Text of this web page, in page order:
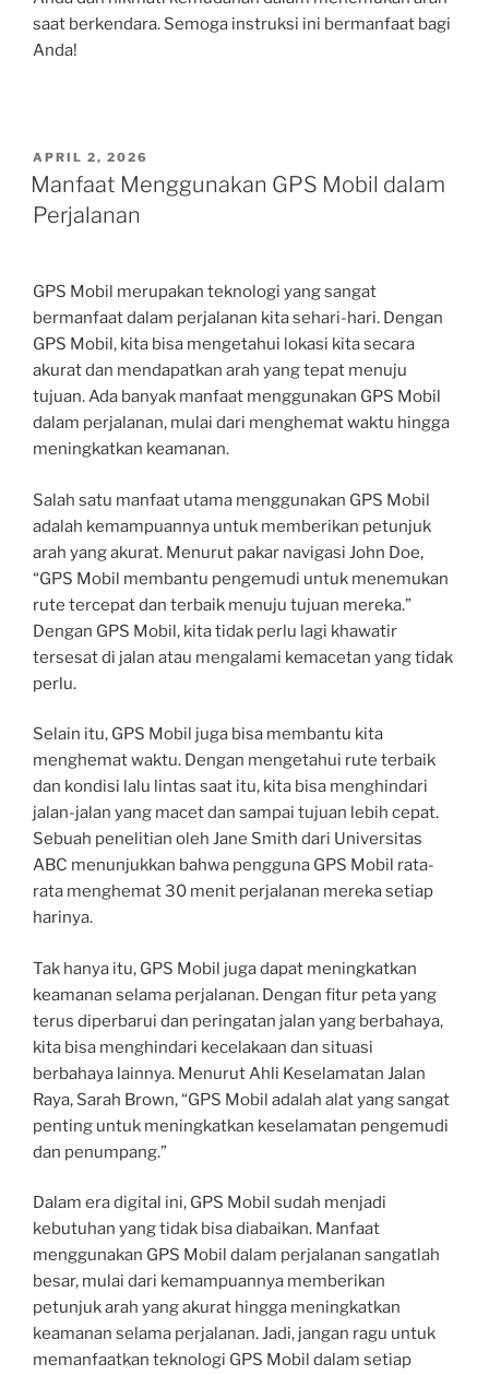
saat berkendara. Semoga instruksi ini bermanfaat bagi
Anda!
POSTED
ON
APRIL 2, 2026
Manfaat Menggunakan GPS Mobil dalam
Perjalanan
GPS Mobil merupakan teknologi yang sangat
bermanfaat dalam perjalanan kita sehari-hari. Dengan
GPS Mobil, kita bisa mengetahui lokasi kita secara
akurat dan mendapatkan arah yang tepat menuju
tujuan. Ada banyak manfaat menggunakan GPS Mobil
dalam perjalanan, mulai dari menghemat waktu hingga
meningkatkan keamanan.
Salah satu manfaat utama menggunakan GPS Mobil
adalah kemampuannya untuk memberikan petunjuk
arah yang akurat. Menurut pakar navigasi John Doe,
“GPS Mobil membantu pengemudi untuk menemukan
rute tercepat dan terbaik menuju tujuan mereka.”
Dengan GPS Mobil, kita tidak perlu lagi khawatir
tersesat di jalan atau mengalami kemacetan yang tidak
perlu.
Selain itu, GPS Mobil juga bisa membantu kita
menghemat waktu. Dengan mengetahui rute terbaik
dan kondisi lalu lintas saat itu, kita bisa menghindari
jalan-jalan yang macet dan sampai tujuan lebih cepat.
Sebuah penelitian oleh Jane Smith dari Universitas
ABC menunjukkan bahwa pengguna GPS Mobil rata-
rata menghemat 30 menit perjalanan mereka setiap
harinya.
Tak hanya itu, GPS Mobil juga dapat meningkatkan
keamanan selama perjalanan. Dengan fitur peta yang
terus diperbarui dan peringatan jalan yang berbahaya,
kita bisa menghindari kecelakaan dan situasi
berbahaya lainnya. Menurut Ahli Keselamatan Jalan
Raya, Sarah Brown, “GPS Mobil adalah alat yang sangat
penting untuk meningkatkan keselamatan pengemudi
dan penumpang.”
Dalam era digital ini, GPS Mobil sudah menjadi
kebutuhan yang tidak bisa diabaikan. Manfaat
menggunakan GPS Mobil dalam perjalanan sangatlah
besar, mulai dari kemampuannya memberikan
petunjuk arah yang akurat hingga meningkatkan
keamanan selama perjalanan. Jadi, jangan ragu untuk
memanfaatkan teknologi GPS Mobil dalam setiap